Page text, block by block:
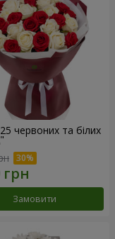
червоних та білих
Замовити